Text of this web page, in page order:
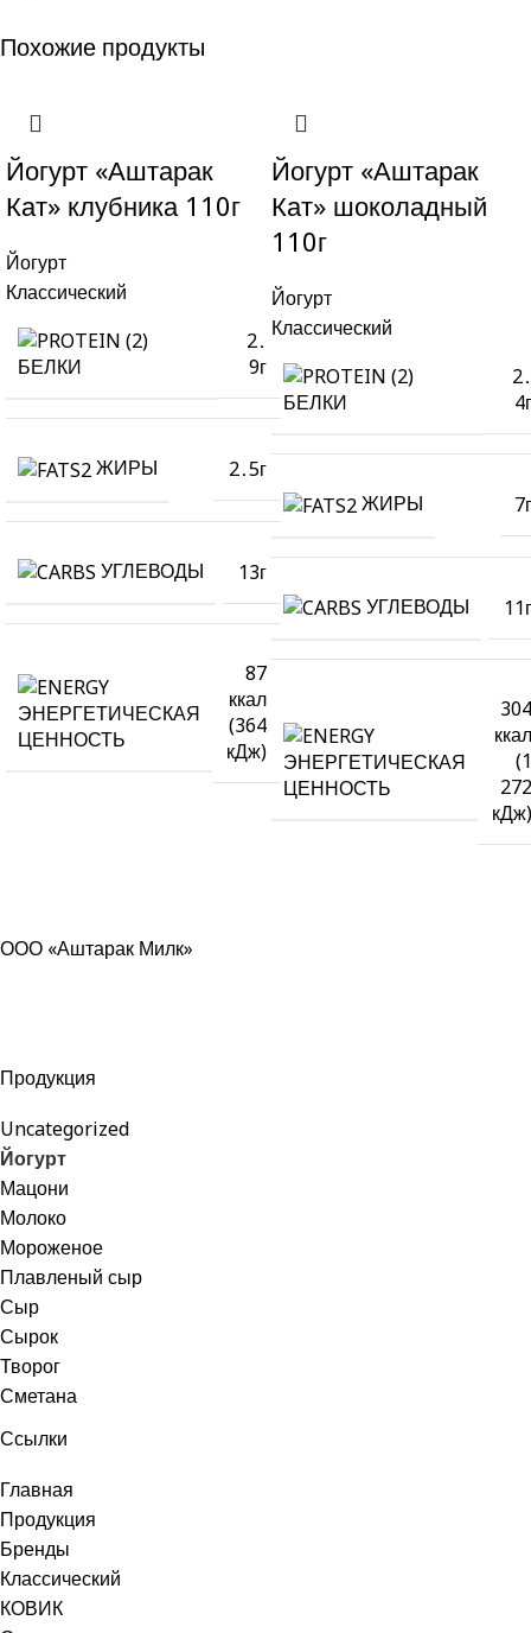
Похожие продукты
Йогурт «Аштарак
Кат» клубника 110г
Йогурт
Классический
БЕЛКИ
2․
9г
ЖИРЫ 2․5г
УГЛЕВОДЫ 13г
ЭНЕРГЕТИЧЕСКАЯ
ЦЕННОСТЬ
87
ккал
(364
кДж)
Йогурт «Аштарак
Кат» шоколадный
110г
Йогурт
Классический
БЕЛКИ
2․
4г
ЖИРЫ 7г
УГЛЕВОДЫ 11г
ЭНЕРГЕТИЧЕСКАЯ
ЦЕННОСТЬ
304
ккал
(1
272
кДж)
ООО «Аштарак Милк»
Продукция
Uncategorized
Йогурт
Мацони
Молоко
Мороженое
Плавленый сыр
Сыр
Сырок
Творог
Сметана
Ссылки
Главная
Продукция
Бренды
Классический
КОВИК